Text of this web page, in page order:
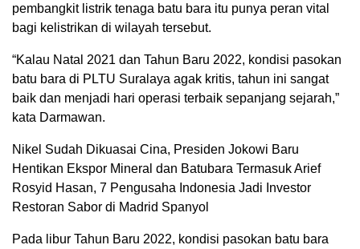
pembangkit listrik tenaga batu bara itu punya peran vital
bagi kelistrikan di wilayah tersebut.
“Kalau Natal 2021 dan Tahun Baru 2022, kondisi pasokan
batu bara di PLTU Suralaya agak kritis, tahun ini sangat
baik dan menjadi hari operasi terbaik sepanjang sejarah,”
kata Darmawan.
Nikel Sudah Dikuasai Cina, Presiden Jokowi Baru
Hentikan Ekspor Mineral dan Batubara Termasuk Arief
Rosyid Hasan, 7 Pengusaha Indonesia Jadi Investor
Restoran Sabor di Madrid Spanyol
Pada libur Tahun Baru 2022, kondisi pasokan batu bara